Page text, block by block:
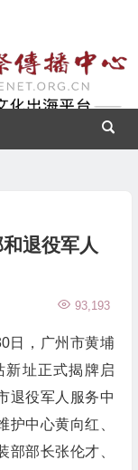
退役军人
93,193
日，广州市黄埔
新址正式揭牌启
退役军人服务中
护中心黄向红、
部部长张伦才、